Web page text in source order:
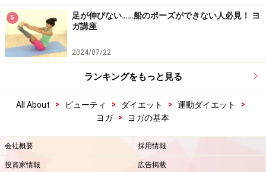
5
足が伸びない……船のポーズができない人必見！ ヨ
ガ講座
2024/07/22
ランキングをもっと見る
All About > ビューティ > ダイエット > 運動ダイエット
>
ヨガ
> ヨガの基本
会社概要 採用情報
投資家情報 広告掲載